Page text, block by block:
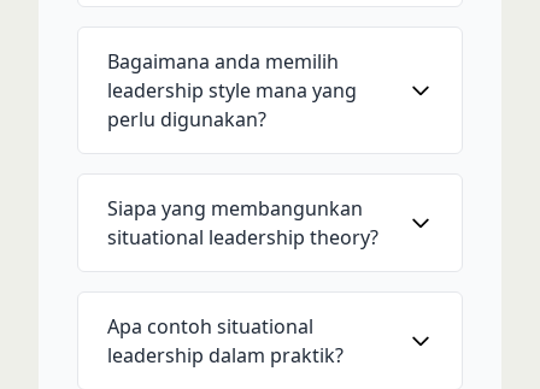
Bagaimana anda memilih
leadership style mana yang
perlu digunakan?
Siapa yang membangunkan
situational leadership theory?
Apa contoh situational
leadership dalam praktik?